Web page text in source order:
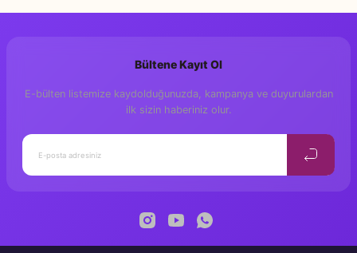
Yorum Yaz
Bültene Kayıt Ol
E-bülten listemize kaydolduğunuzda, kampanya ve duyurulardan
ilk sizin haberiniz olur.